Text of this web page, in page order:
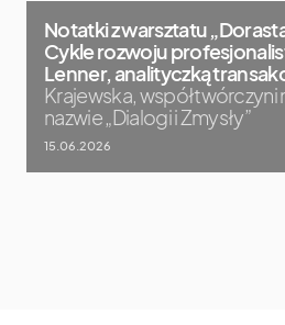
Notatki z warsztatu
Cykle rozwoju
Lenner, analityczką
Krajewska, współtwórczyni
nazwie „Dialogi i Zmysły”
15.06.2026